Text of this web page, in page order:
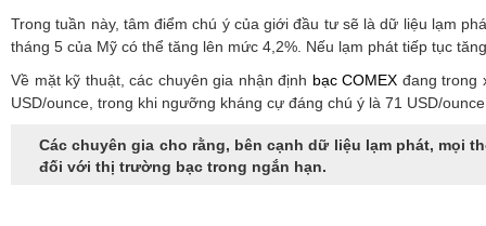
Trong tuần này, tâm điểm chú ý của giới đầu tư sẽ là dữ liệu lạm
tháng 5 của Mỹ có thể tăng lên mức 4,2%. Nếu lạm phát tiếp tục
Về mặt kỹ thuật, các chuyên gia nhận định bạc COMEX đang trong
USD/ounce, trong khi ngưỡng kháng cự đáng chú ý là 71 USD/
Các chuyên gia cho rằng, bên cạnh dữ liệu lạm phát, mọi
đối với thị trường bạc trong ngắn hạn.